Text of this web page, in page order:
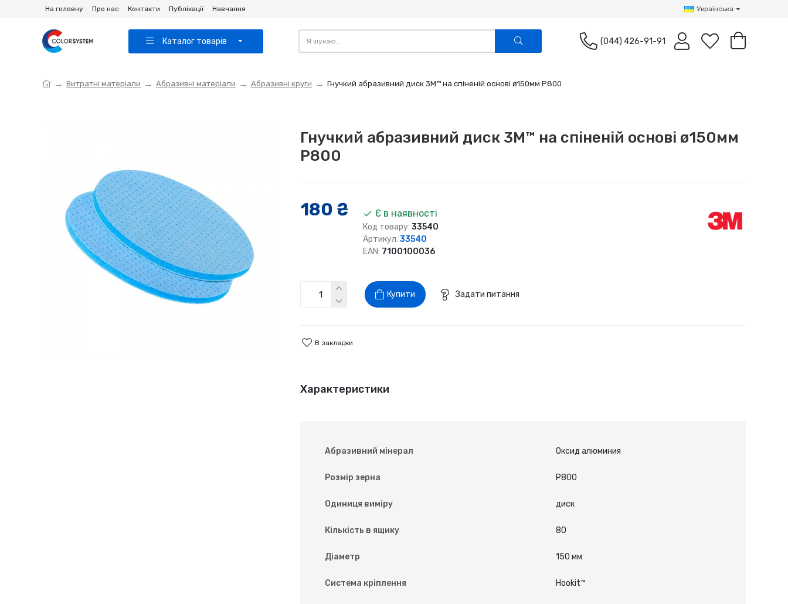
На головну Про нас Контакти Публікації Навчання Українська
Каталог товарів (044) 426-91-91
Витратні матеріали Абразивні матеріали Абразивні круги Гнучкий абразивний диск 3M™ на спіненій основі ø150мм P800
Гнучкий абразивний диск 3M™ на спіненій основі ø150мм
P800
180 ₴ Є в наявності
Код товару: 33540
Артикул: 33540
EAN: 7100100036
Купити Задати питання
В закладки
Характеристики
Абразивний мінерал Оксид алюминия
Розмір зерна P800
Одиниця виміру диск
Кількість в ящику 80
Діаметр 150 мм
Система кріплення Hookit™